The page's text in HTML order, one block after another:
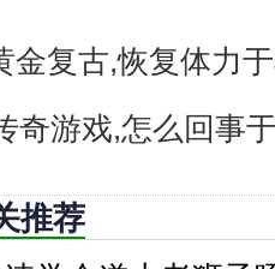
金复古,恢复体力
奇游戏,怎么回事
推荐